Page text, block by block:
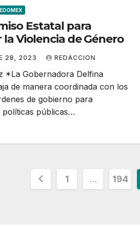
EDOMEX
Estatal para
la Violencia de Género
28, 2023 REDACCION
*La Gobernadora Delfina
de manera coordinada con los
de gobierno para
políticas públicas…
Paginación
1 … 194